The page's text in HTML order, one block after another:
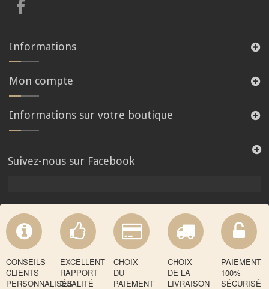
Informations
Mon compte
Informations sur votre boutique
Suivez-nous sur Facebook
CONSEILS
CLIENTS
PERSONNALISÉS
EXCELLENT
RAPPORT
QUALITÉ
CHOIX
DU
PAIEMENT
CHOIX
DE LA
LIVRAISON
PAIEMENT
100%
SÉCURISÉ